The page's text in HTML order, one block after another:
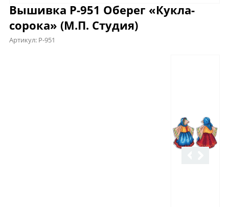
Вышивка Р-951 Оберег «Кукла-
сорока» (М.П. Студия)
Артикул: Р-951